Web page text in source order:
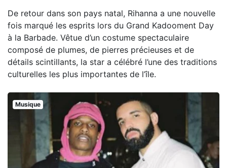
De retour dans son pays natal, Rihanna a une nouvelle
fois marqué les esprits lors du Grand Kadooment Day
à la Barbade. Vêtue d’un costume spectaculaire
composé de plumes, de pierres précieuses et de
détails scintillants, la star a célébré l’une des traditions
culturelles les plus importantes de l’île.
Musique